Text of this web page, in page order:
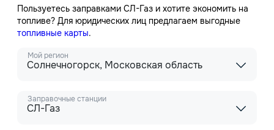
Пользуетесь заправками СЛ-Газ и хотите экономить на
топливе? Для юридических лиц предлагаем выгодные
топливные карты.
Мой регион
Солнечногорск, Московская область
Заправочные станции
СЛ-Газ